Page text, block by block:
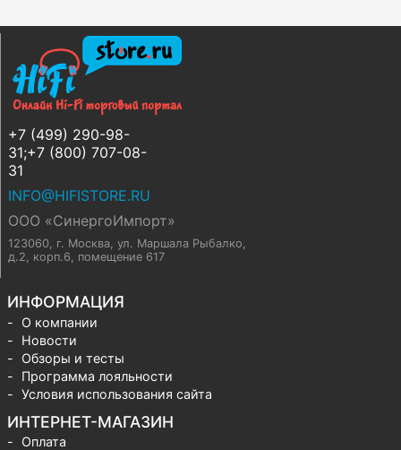
+7 (499) 290-98-
31;+7 (800) 707-08-
31
INFO@HIFISTORE.RU
ООО «СинергоИмпорт»
123060, г. Москва, ул. Маршала Рыбалко,
д.2, корп.6, помещение 617
ИНФОРМАЦИЯ
О компании
Новости
Обзоры и тесты
Программа лояльности
Условия использования сайта
ИНТЕРНЕТ-МАГАЗИН
Оплата